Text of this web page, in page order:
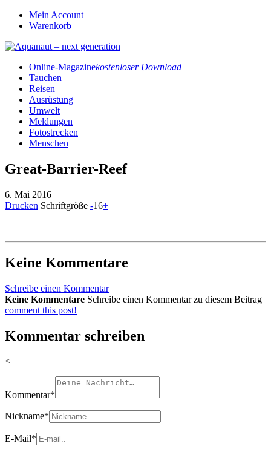
Mein Account
Warenkorb
Online-Magazinekostenloser Download
Tauchen
Reisen
Ausrüstung
Umwelt
Meldungen
Fotostrecken
Menschen
Great-Barrier-Reef
6. Mai 2016
Drucken Schriftgröße -16+
Keine Kommentare
Schreibe einen Kommentar
Keine Kommentare Schreibe einen Kommentar zu diesem Beitrag
comment this post!
Kommentar schreiben
<
Kommentar*
Nickname*
E-Mail*